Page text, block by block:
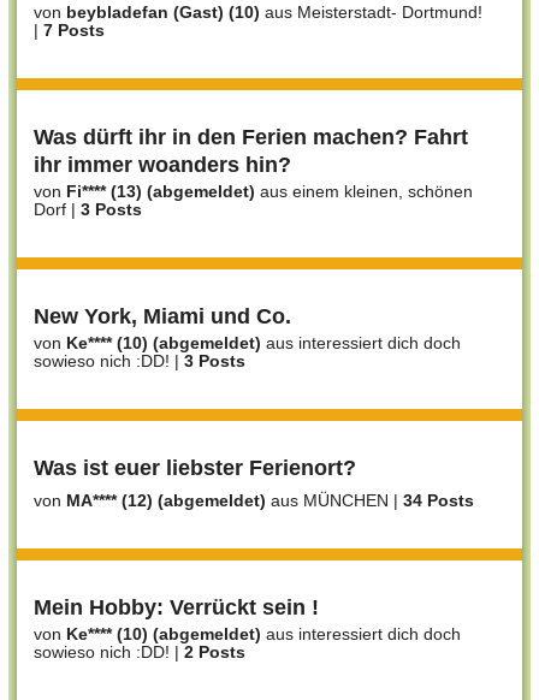
von beybladefan (Gast) (10) aus Meisterstadt- Dortmund!
| 7 Posts
Was dürft ihr in den Ferien machen? Fahrt
ihr immer woanders hin?
von Fi**** (13) (abgemeldet) aus einem kleinen, schönen
Dorf | 3 Posts
New York, Miami und Co.
von Ke**** (10) (abgemeldet) aus interessiert dich doch
sowieso nich :DD! | 3 Posts
Was ist euer liebster Ferienort?
von MA**** (12) (abgemeldet) aus MÜNCHEN | 34 Posts
Mein Hobby: Verrückt sein !
von Ke**** (10) (abgemeldet) aus interessiert dich doch
sowieso nich :DD! | 2 Posts